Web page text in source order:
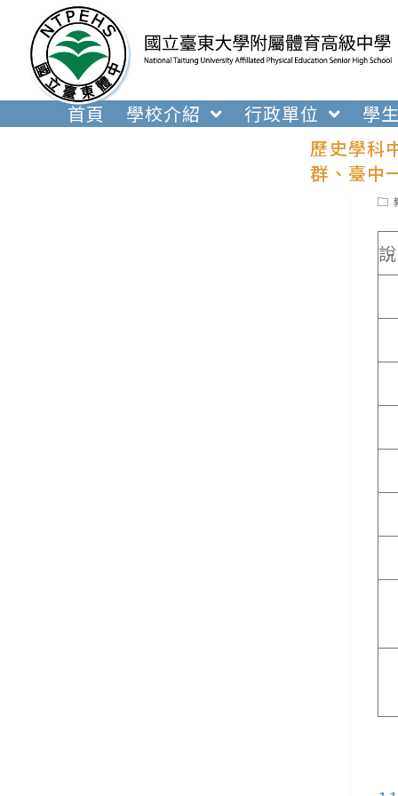
內
首頁 學校介紹 行政單位 學
歷史學科
群、臺中
說